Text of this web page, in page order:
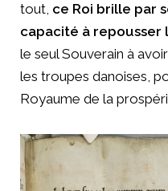
tout, ce Roi brille par
capacité à repousser
le seul Souverain à
les troupes danoises,
Royaume de la